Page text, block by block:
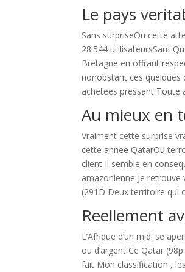
Le pays
Sans surpriseOu cette
28.544 utilisateursSauf
Bretagne en offrant
nonobstant ces quelques
achetees pressant Toute
Au mieux en
Vraiment cette surprise
cette annee QatarOu
client Il semble en
amazonienne Je retrouve
(291D Deux territoire qui
Reellement
L’Afrique d’un midi se
ou d’argent Ce Qatar
fait Mon classification ,